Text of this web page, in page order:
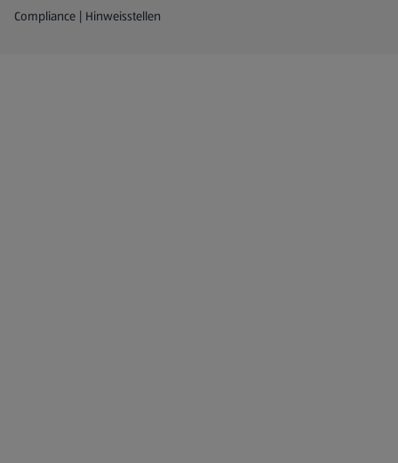
Compliance | Hinweisstellen